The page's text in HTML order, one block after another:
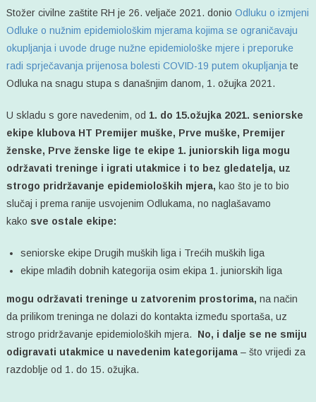
CZ
Stožer civilne zaštite RH je 26. veljače 2021. donio Odluku o izmjeni
Odluke o nužnim epidemiološkim mjerama kojima se ograničavaju
okupljanja i uvode druge nužne epidemiološke mjere i preporuke
radi sprječavanja prijenosa bolesti COVID-19 putem okupljanja te
Odluka na snagu stupa s današnjim danom, 1. ožujka 2021.
U skladu s gore navedenim, od 1. do 15.ožujka 2021. seniorske
ekipe klubova HT Premijer muške, Prve muške, Premijer
ženske, Prve ženske lige te ekipe 1. juniorskih liga mogu
održavati treninge i igrati utakmice i to bez gledatelja, uz
strogo pridržavanje epidemioloških mjera, kao što je to bio
slučaj i prema ranije usvojenim Odlukama, no naglašavamo
kako sve ostale ekipe:
seniorske ekipe Drugih muških liga i Trećih muških liga
ekipe mlađih dobnih kategorija osim ekipa 1. juniorskih liga
mogu održavati treninge u zatvorenim prostorima, na način
da prilikom treninga ne dolazi do kontakta između sportaša, uz
strogo pridržavanje epidemioloških mjera.
No, i dalje se ne smiju
odigravati utakmice u navedenim kategorijama – što vrijedi za
razdoblje od 1. do 15. ožujka.